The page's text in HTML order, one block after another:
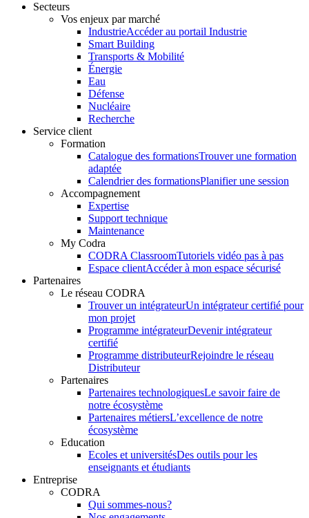
Secteurs
Vos enjeux par marché
IndustrieAccéder au portail Industrie
Smart Building
Transports & Mobilité
Énergie
Eau
Défense
Nucléaire
Recherche
Service client
Formation
Catalogue des formationsTrouver une formation
adaptée
Calendrier des formationsPlanifier une session
Accompagnement
Expertise
Support technique
Maintenance
My Codra
CODRA ClassroomTutoriels vidéo pas à pas
Espace clientAccéder à mon espace sécurisé
Partenaires
Le réseau CODRA
Trouver un intégrateurUn intégrateur certifié pour
mon projet
Programme intégrateurDevenir intégrateur
certifié
Programme distributeurRejoindre le réseau
Distributeur
Partenaires
Partenaires technologiquesLe savoir faire de
notre écosystème
Partenaires métiersL’excellence de notre
écosystème
Education
Ecoles et universitésDes outils pour les
enseignants et étudiants
Entreprise
CODRA
Qui sommes-nous?